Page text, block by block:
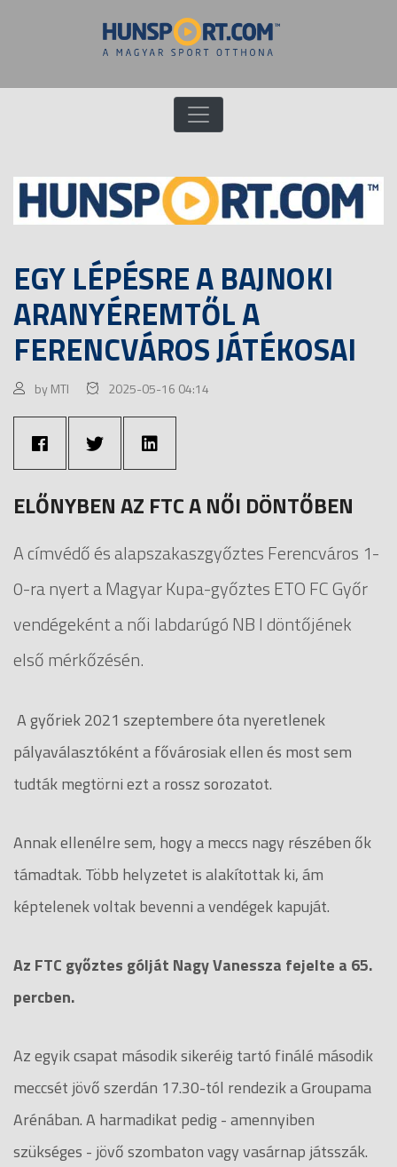
EGY LÉPÉSRE A BAJNOKI
ARANYÉREMTŐL A
FERENCVÁROS JÁTÉKOSAI
by MTI 2025-05-16 04:14
ELŐNYBEN AZ FTC A NŐI DÖNTŐBEN
A címvédő és alapszakaszgyőztes Ferencváros 1-
0-ra nyert a Magyar Kupa-győztes ETO FC Győr
vendégeként a női labdarúgó NB I döntőjének
első mérkőzésén.
A győriek 2021 szeptembere óta nyeretlenek
pályaválasztóként a fővárosiak ellen és most sem
tudták megtörni ezt a rossz sorozatot.
Annak ellenélre sem, hogy a meccs nagy részében ők
támadtak. Több helyzetet is alakítottak ki, ám
képtelenek voltak bevenni a vendégek kapuját.
Az FTC győztes gólját Nagy Vanessza fejelte a 65.
percben.
Az egyik csapat második sikeréig tartó finálé második
meccsét jövő szerdán 17.30-tól rendezik a Groupama
Arénában. A harmadikat pedig - amennyiben
szükséges - jövő szombaton vagy vasárnap játsszák.